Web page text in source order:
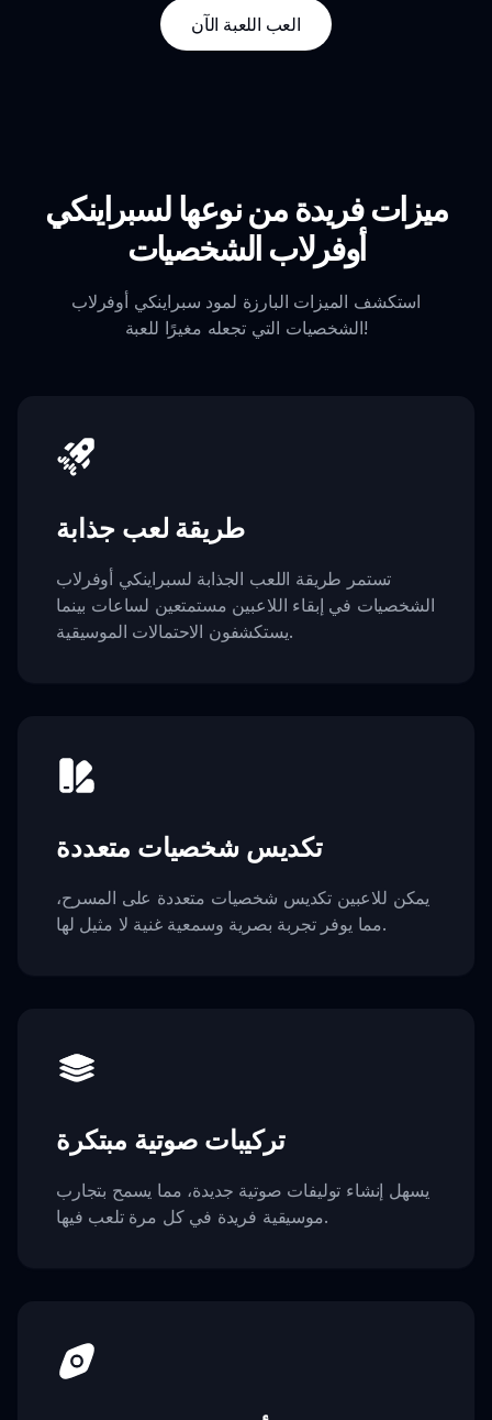
العب اللعبة الآن
ميزات فريدة من نوعها لسبراينكي
أوفرلاب الشخصيات
استكشف الميزات البارزة لمود سبراينكي أوفرلاب
الشخصيات التي تجعله مغيرًا للعبة!
طريقة لعب جذابة
تستمر طريقة اللعب الجذابة لسبراينكي أوفرلاب
الشخصيات في إبقاء اللاعبين مستمتعين لساعات بينما
يستكشفون الاحتمالات الموسيقية.
تكديس شخصيات متعددة
يمكن للاعبين تكديس شخصيات متعددة على المسرح،
مما يوفر تجربة بصرية وسمعية غنية لا مثيل لها.
تركيبات صوتية مبتكرة
يسهل إنشاء توليفات صوتية جديدة، مما يسمح بتجارب
موسيقية فريدة في كل مرة تلعب فيها.